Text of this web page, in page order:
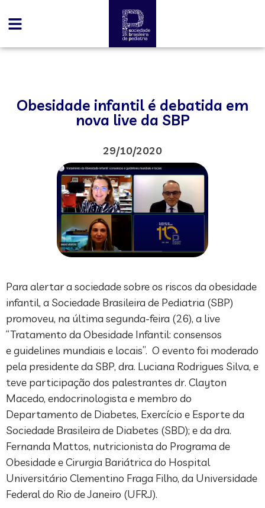
Obesidade infantil é debatida em
nova live da SBP
29/10/2020
Para alertar a sociedade sobre os riscos da obesidade
infantil, a Sociedade Brasileira de Pediatria (SBP)
promoveu, na última segunda-feira (26), a live
“Tratamento da Obesidade Infantil: consensos
e guidelines mundiais e locais”. O evento foi moderado
pela presidente da SBP, dra. Luciana Rodrigues Silva, e
teve participação dos palestrantes dr. Clayton
Macedo, endocrinologista e membro do
Departamento de Diabetes, Exercício e Esporte da
Sociedade Brasileira de Diabetes (SBD); e da dra.
Fernanda Mattos, nutricionista do Programa de
Obesidade e Cirurgia Bariátrica do Hospital
Universitário Clementino Fraga Filho, da Universidade
Federal do Rio de Janeiro (UFRJ).